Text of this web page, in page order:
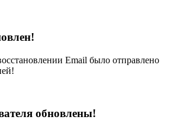
Email было отправлено
обновлены!